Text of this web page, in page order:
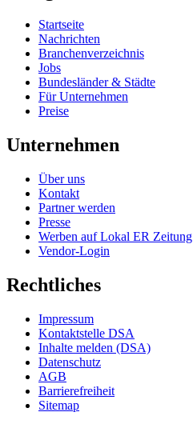
Startseite
Nachrichten
Branchenverzeichnis
Jobs
Bundesländer & Städte
Für Unternehmen
Preise
Unternehmen
Über uns
Kontakt
Partner werden
Presse
Werben auf Lokal ER Zeitung
Vendor-Login
Rechtliches
Impressum
Kontaktstelle DSA
Inhalte melden (DSA)
Datenschutz
AGB
Barrierefreiheit
Sitemap